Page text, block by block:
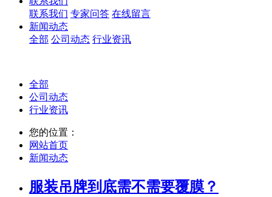
联系我们 专家问答 在线留言
新闻动态
全部 公司动态 行业资讯
全部
公司动态
行业资讯
您的位置：
网站首页
新闻动态
服装吊牌到底需不需要覆膜？